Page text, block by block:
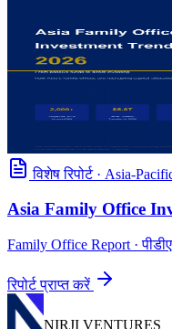
विशेष रिपोर्ट· Asia-
Asia Family Office
Family Office Report ·
रिपोर्ट प्राप्त करें
NIRJI VENTURES